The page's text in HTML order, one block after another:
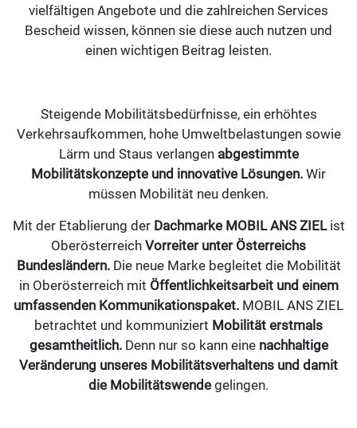
vielfältigen Angebote und die zahlreichen Services
Bescheid wissen, können sie diese auch nutzen und
einen wichtigen Beitrag leisten.
Steigende Mobilitätsbedürfnisse, ein erhöhtes
Verkehrsaufkommen, hohe Umweltbelastungen sowie
Lärm und Staus verlangen abgestimmte
Mobilitätskonzepte und innovative Lösungen. Wir
müssen Mobilität neu denken.
Mit der Etablierung der Dachmarke MOBIL ANS ZIEL ist
Oberösterreich Vorreiter unter Österreichs
Bundesländern.Die neue Marke begleitet die Mobilität
in Oberösterreich mit Öffentlichkeitsarbeit und einem
umfassenden Kommunikationspaket. MOBIL ANS ZIEL
betrachtet und kommuniziert Mobilität erstmals
gesamtheitlich.Denn nur so kann eine nachhaltige
Veränderung unseres Mobilitätsverhaltens und damit
die Mobilitätswende gelingen.